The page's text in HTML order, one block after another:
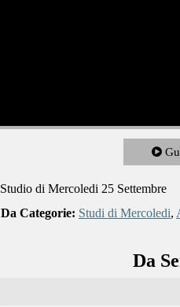
Studio di Mercoledi 25 Settembre
Da Categorie: Studi di Mercoledi,
Da